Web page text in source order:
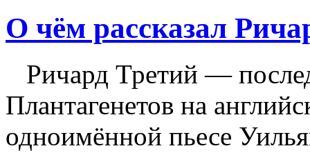
О чём рассказал
Ричард Третий —
Плантагенетов на
одноимённой пьесе